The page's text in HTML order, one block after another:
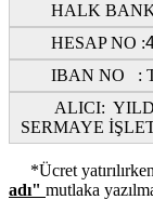
HALK BANK
HESAP NO :
IBAN NO :
ALICI: YILDIZ
SERMAYE
*Ücret
adı" mutlaka